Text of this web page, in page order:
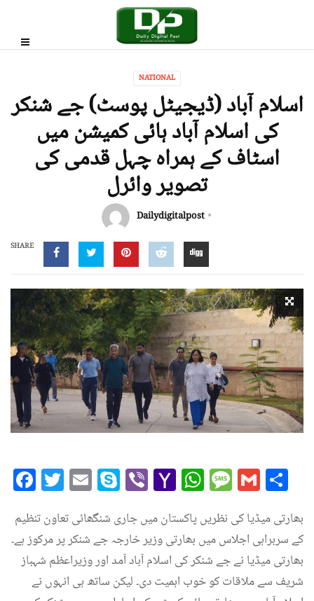
NATIONAL
اسلام آباد (ڈیجیٹل پوسٹ) جے شنکر
کی اسلام آباد ہائی کمیشن میں
اسٹاف کے ہمراہ چہل قدمی کی
تصویر وائرل
Dailydigitalpost
SHARE
Facebook
Twitter
EmailSkype
ViberYahoo
Mail
بھارتی میڈیا کی نظریں پاکستان میں جاری شنگھائی تعاون تنظیم
کے سربراہی اجلاس میں بھارتی وزیر خارجہ جے شنکر پر مرکوز ہے۔
بھارتی میڈیا نے جے شنکر کی اسلام آباد آمد اور وزیراعظم شہباز
شریف سے ملاقات کو خوب اہمیت دی۔ لیکن ساتھ ہی انہوں نے